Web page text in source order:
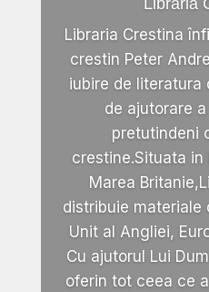
Librăria
Libraria Crestina
crestin Peter
iubire de literatura
de ajutorare
pretutindeni
crestine.Situata in
Marea
distribuie materiale
Unit al Angliei,
Cu ajutorul Lui
oferin tot ceea ce